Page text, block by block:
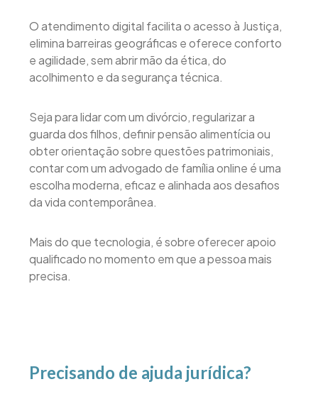
O atendimento digital facilita o acesso à Justiça,
elimina barreiras geográficas e oferece conforto
e agilidade, sem abrir mão da ética, do
acolhimento e da segurança técnica.
Seja para lidar com um divórcio, regularizar a
guarda dos filhos, definir pensão alimentícia ou
obter orientação sobre questões patrimoniais,
contar com um advogado de família online é uma
escolha moderna, eficaz e alinhada aos desafios
da vida contemporânea.
Mais do que tecnologia, é sobre oferecer apoio
qualificado no momento em que a pessoa mais
precisa.
Precisando de ajuda jurídica?